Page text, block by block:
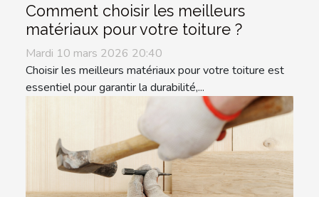
Comment choisir les meilleurs
matériaux pour votre toiture ?
Mardi 10 mars 2026 20:40
Choisir les meilleurs matériaux pour votre toiture est
essentiel pour garantir la durabilité,...